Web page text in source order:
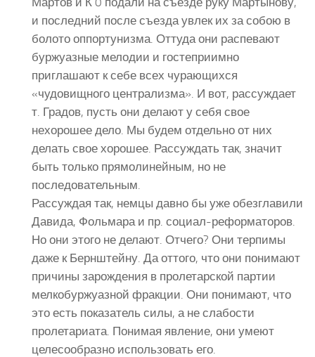
и последний после съезда увлек их за собою в
болото оппортунизма. Оттуда они распевают
буржуазные мелодии и гостеприимно
приглашают к себе всех чурающихся
«чудовищного централизма». И вот, рассуждает
т. Градов, пусть они делают у себя свое
нехорошее дело. Мы будем отдельно от них
делать свое хорошее. Рассуждать так, значит
быть только прямолинейным, но не
последовательным.
Рассуждая так, немцы давно бы уже обезглавили
Давида, Фольмара и пр. социал-реформаторов.
Но они этого не делают. Отчего? Они терпимы
даже к Бернштейну. Да оттого, что они понимают
причины зарождения в пролетарской партии
мелкобуржуазной фракции. Они понимают, что
это есть показатель силы, а не слабости
пролетариата. Понимая явление, они умеют
целесообразно использовать его.